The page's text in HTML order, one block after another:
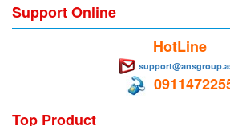
Cygnus
Dandong Huayu
Support Online
HotLine
Top Product